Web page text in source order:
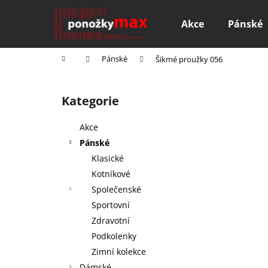
Akce Pánské
Domů Pánské Šikmé proužky 056
Přeskočit
kategorie
Kategorie
Akce
Pánské
Klasické
Kotníkové
Společenské
Sportovní
Zdravotní
Podkolenky
Zimní kolekce
í
Zpět
do
Zpět
do
M AKTIVE FOR ALL